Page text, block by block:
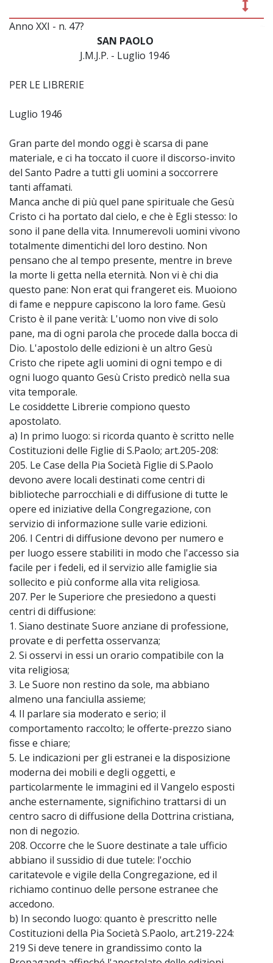
Anno XXI - n. 47?
SAN PAOLO
J.M.J.P. - Luglio 1946
PER LE LIBRERIE
Luglio 1946
Gran parte del mondo oggi è scarsa di pane
materiale, e ci ha toccato il cuore il discorso-invito
del Santo Padre a tutti gli uomini a soccorrere
tanti affamati.
Manca anche di più quel pane spirituale che Gesù
Cristo ci ha portato dal cielo, e che è Egli stesso: Io
sono il pane della vita. Innumerevoli uomini vivono
totalmente dimentichi del loro destino. Non
pensano che al tempo presente, mentre in breve
la morte li getta nella eternità. Non vi è chi dia
questo pane: Non erat qui frangeret eis. Muoiono
di fame e neppure capiscono la loro fame. Gesù
Cristo è il pane verità: L'uomo non vive di solo
pane, ma di ogni parola che procede dalla bocca di
Dio. L'apostolo delle edizioni è un altro Gesù
Cristo che ripete agli uomini di ogni tempo e di
ogni luogo quanto Gesù Cristo predicò nella sua
vita temporale.
Le cosiddette Librerie compiono questo
apostolato.
a) In primo luogo: si ricorda quanto è scritto nelle
Costituzioni delle Figlie di S.Paolo; art.205-208:
205. Le Case della Pia Società Figlie di S.Paolo
devono avere locali destinati come centri di
biblioteche parrocchiali e di diffusione di tutte le
opere ed iniziative della Congregazione, con
servizio di informazione sulle varie edizioni.
206. I Centri di diffusione devono per numero e
per luogo essere stabiliti in modo che l'accesso sia
facile per i fedeli, ed il servizio alle famiglie sia
sollecito e più conforme alla vita religiosa.
207. Per le Superiore che presiedono a questi
centri di diffusione:
1. Siano destinate Suore anziane di professione,
provate e di perfetta osservanza;
2. Si osservi in essi un orario compatibile con la
vita religiosa;
3. Le Suore non restino da sole, ma abbiano
almeno una fanciulla assieme;
4. Il parlare sia moderato e serio; il
comportamento raccolto; le offerte-prezzo siano
fisse e chiare;
5. Le indicazioni per gli estranei e la disposizione
moderna dei mobili e degli oggetti, e
particolarmente le immagini ed il Vangelo esposti
anche esternamente, significhino trattarsi di un
centro sacro di diffusione della Dottrina cristiana,
non di negozio.
208. Occorre che le Suore destinate a tale ufficio
abbiano il sussidio di due tutele: l'occhio
caritatevole e vigile della Congregazione, ed il
richiamo continuo delle persone estranee che
accedono.
b) In secondo luogo: quanto è prescritto nelle
Costituzioni della Pia Società S.Paolo, art.219-224:
219 Si deve tenere in grandissimo conto la